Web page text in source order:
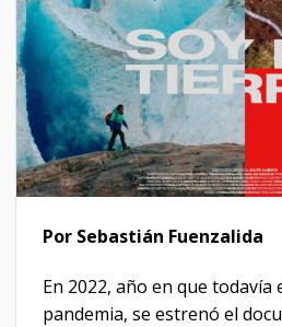
Por Sebastián Fuenzalida
En 2022, año en que
pandemia, se estrenó el